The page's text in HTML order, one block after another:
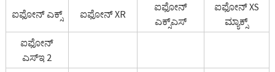
ಐಫೋನ್ ಎಕ್ಸ್ ಐಫೋನ್ XR
ಐಫೋನ್
ಎಕ್ಸ್‌ಎಸ್
ಐಫೋನ್ XS
ಮ್ಯಾಕ್ಸ್
ಐಫೋನ್
ಎಸ್ಇ 2